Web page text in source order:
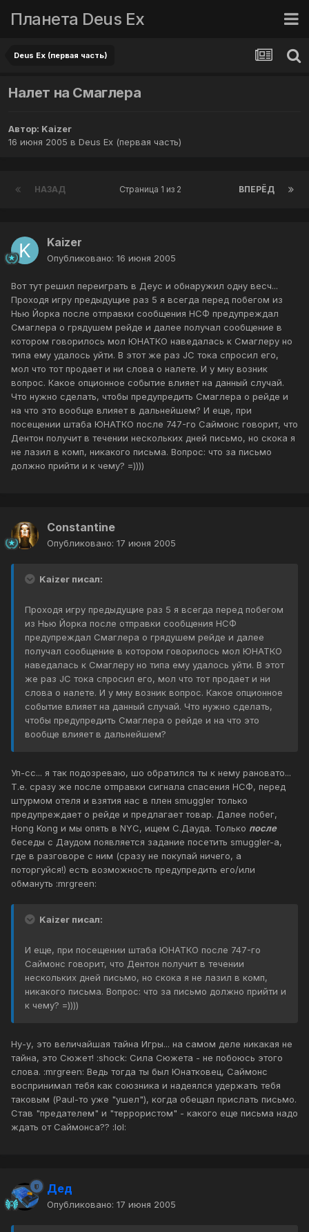
Планета Deus Ex
Deus Ex (первая часть)
Налет на Смаглера
Автор: Kaizer
16 июня 2005 в Deus Ex (первая часть)
НАЗАД ВПЕРЁД
Страница 1 из 2
Kaizer
Опубликовано: 16 июня 2005
Вот тут решил переиграть в Деус и обнаружил одну весч...
Проходя игру предыдущие раз 5 я всегда перед побегом из
Нью Йорка после отправки сообщения НСФ предупреждал
Смаглера о грядушем рейде и далее получал сообщение в
котором говорилось мол ЮНАТКО наведалась к Смаглеру но
типа ему удалось уйти. В этот же раз JC тока спросил его,
мол что тот продает и ни слова о налете. И у мну возник
вопрос. Какое опционное событие влияет на данный случай.
Что нужно сделать, чтобы предупредить Смаглера о рейде и
на что это вообще влияет в дальнейшем? И еще, при
посещении штаба ЮНАТКО после 747-го Саймонс говорит, что
Дентон получит в течении нескольких дней письмо, но скока я
не лазил в комп, никакого письма. Вопрос: что за письмо
должно прийти и к чему? =))))
Constantine
Опубликовано: 17 июня 2005
Kaizer писал:
Проходя игру предыдущие раз 5 я всегда перед побегом
из Нью Йорка после отправки сообщения НСФ
предупреждал Смаглера о грядушем рейде и далее
получал сообщение в котором говорилось мол ЮНАТКО
наведалась к Смаглеру но типа ему удалось уйти. В этот
же раз JC тока спросил его, мол что тот продает и ни
слова о налете. И у мну возник вопрос. Какое опционное
событие влияет на данный случай. Что нужно сделать,
чтобы предупредить Смаглера о рейде и на что это
вообще влияет в дальнейшем?
Уп-сс... я так подозреваю, шо обратился ты к нему рановато...
Т.е. сразу же после отправки сигнала спасения НСФ, перед
штурмом отеля и взятия нас в плен smuggler только
предупреждает о рейде и предлагает товар. Далее побег,
Hong Kong и мы опять в NYC, ищем С.Дауда. Только после
беседы с Даудом появляется задание посетить smuggler-a,
где в разговоре с ним (сразу не покупай ничего, а
поторгуйся!) есть возможность предупредить его/или
обмануть :mrgreen:
Kaizer писал:
И еще, при посещении штаба ЮНАТКО после 747-го
Саймонс говорит, что Дентон получит в течении
нескольких дней письмо, но скока я не лазил в комп,
никакого письма. Вопрос: что за письмо должно прийти и
к чему? =))))
Ну-у, это величайшая тайна Игры... на самом деле никакая не
тайна, это Сюжет! :shock: Сила Сюжета - не побоюсь этого
слова. :mrgreen: Ведь тогда ты был Юнатковец, Саймонс
воспринимал тебя как союзника и надеялся удержать тебя
таковым (Paul-то уже "ушел"), когда обещал прислать письмо.
Став "предателем" и "террористом" - какого еще письма надо
ждать от Саймонса?? :lol:
Дед
Опубликовано: 17 июня 2005